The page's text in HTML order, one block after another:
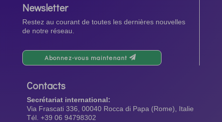
Newsletter
Restez au courant de toutes les dernières nouvelles
de notre réseau.
Abonnez-vous maintenant
Contacts
Secrétariat international:
Via Frascati 336, 00040 Rocca di Papa (Rome), Italie
Tél. +39 06 94798302